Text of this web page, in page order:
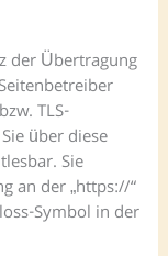
der Übertragung
TLS-
über diese
Sie
an der „https://“
Symbol in der